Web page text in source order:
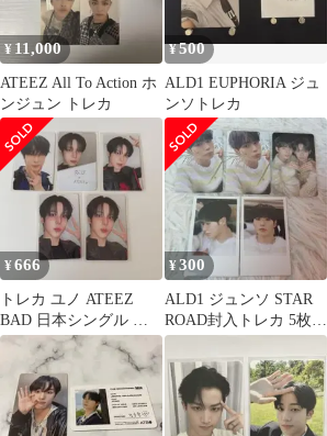
¥ 11,000
ATEEZ All To Action ホ
ンジュン トレカ
¥500
ALD1 EUPHORIA ジュ
ンソトレカ
¥666
トレカ ユノ ATEEZ
BAD 日本シングル 店
舗特典 FC 封入 ソロ
¥300
ALD1 ジュンソ STAR
ROAD封入トレカ 5枚セ
ット